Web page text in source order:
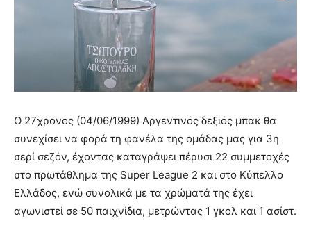
O 27χρονος (04/06/1999) Αργεντινός δεξιός μπακ θα
συνεχίσει να φορά τη φανέλα της ομάδας μας για 3η
σερί σεζόν, έχοντας καταγράψει πέρυσι 22 συμμετοχές
στο πρωτάθλημα της Super League 2 και στο Κύπελλο
Ελλάδος, ενώ συνολικά με τα χρώματά της έχει
αγωνιστεί σε 50 παιχνίδια, μετρώντας 1 γκολ και 1 ασίστ.